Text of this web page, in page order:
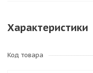
Характеристики
Код товара